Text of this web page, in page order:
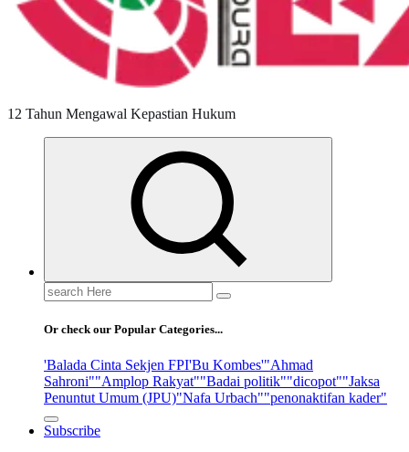
12 Tahun Mengawal Kepastian Hukum
Search
for:
Or check our Popular Categories...
'Balada Cinta Sekjen FPI'Bu Kombes'"Ahmad
Sahroni""Amplop Rakyat""Badai politik""dicopot""Jaksa
Penuntut Umum (JPU)"Nafa Urbach""penonaktifan kader"
Subscribe